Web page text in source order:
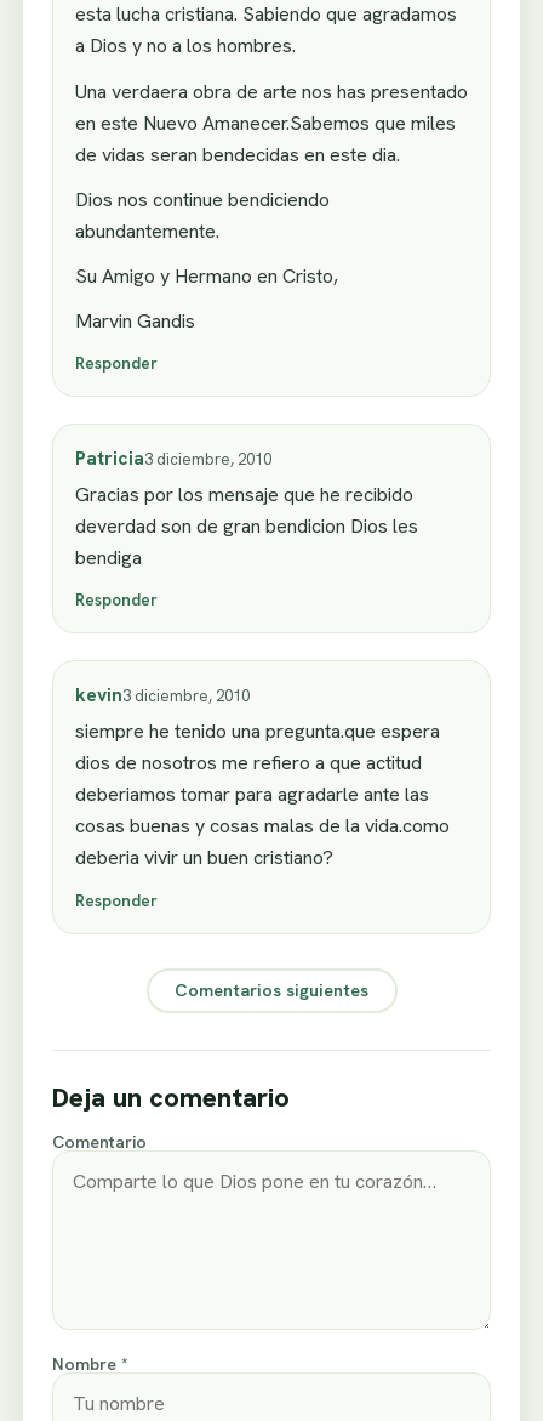
esta lucha cristiana. Sabiendo que agradamos
a Dios y no a los hombres.
Una verdaera obra de arte nos has presentado
en este Nuevo Amanecer.Sabemos que miles
de vidas seran bendecidas en este dia.
Dios nos continue bendiciendo
abundantemente.
Su Amigo y Hermano en Cristo,
Marvin Gandis
Responder
Patricia3 diciembre, 2010
Gracias por los mensaje que he recibido
deverdad son de gran bendicion Dios les
bendiga
Responder
kevin3 diciembre, 2010
siempre he tenido una pregunta.que espera
dios de nosotros me refiero a que actitud
deberiamos tomar para agradarle ante las
cosas buenas y cosas malas de la vida.como
deberia vivir un buen cristiano?
Responder
Comentarios siguientes
Deja un comentario
Comentario
Nombre *